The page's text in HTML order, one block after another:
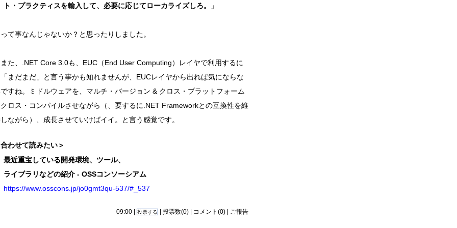
ト・プラクティスを輸入して、必要に応じてローカライズしろ。 」
事なんじゃないか？と思ったりしました。
、.NET Core 3.0も、EUC（End User Computing）レイヤで利用するに
まだまだ」と言う事かも知れませんが、EUCレイヤから出れば気にならな
すね。ミドルウェアを、マルチ・バージョン & クロス・プラットフォーム
ロス・コンパイルさせながら（、要するに.NET Frameworkとの互換性を維
ながら）、成長させていけばイイ。と言う感覚です。
わせて読みたい＞
最近重宝している開発環境、ツール、
ライブラリなどの紹介 - OSSコンソーシアム
https://www.osscons.jp/jo0gmt3qu-537/#_537
09:00 | 投票する | 投票数(0) | コメント(0) ご報告